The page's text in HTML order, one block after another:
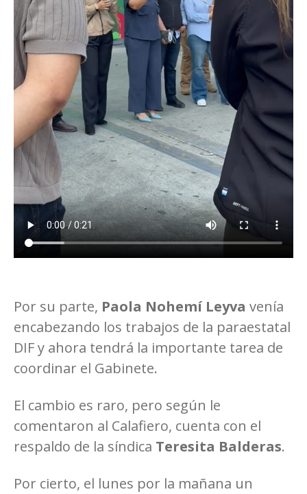
Por su parte, Paola Nohemí Leyva venía
encabezando los trabajos de la paraestatal
DIF y ahora tendrá la importante tarea de
coordinar el Gabinete.
El cambio es raro, pero según le
comentaron al Calafiero, cuenta con el
respaldo de la síndica Teresita Balderas.
Por cierto, el lunes por la mañana un